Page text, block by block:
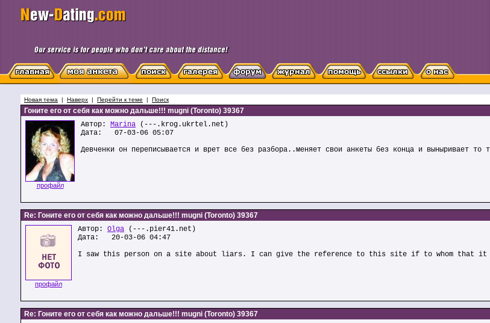
Новая тема | Наверх | Перейти к теме | Поиск
Гоните его от себя как можно дальше!!! mugni (Toronto) 39367
профайл
Автор: Marina (---.krog.ukrtel.net)
Дата: 07-03-06 05:07
Девченки он переписывается и врет все без разбора..меняет свои анкеты без конца и выныривает то
Re: Гоните его от себя как можно дальше!!! mugni (Toronto) 39367
профайл
Автор: Olga (---.pier41.net)
Дата: 20-03-06 04:47
I saw this person on a site about liars. I can give the reference to this site if to whom that it
Re: Гоните его от себя как можно дальше!!! mugni (Toronto) 39367